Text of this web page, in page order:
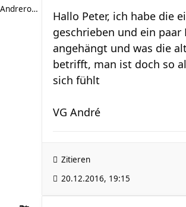
Andreroller
Hallo Peter, ich habe die
geschrieben und ein paar
angehängt und was die
betrifft, man ist doch so
sich fühlt
VG André
Zitieren
20.12.2016, 19:15